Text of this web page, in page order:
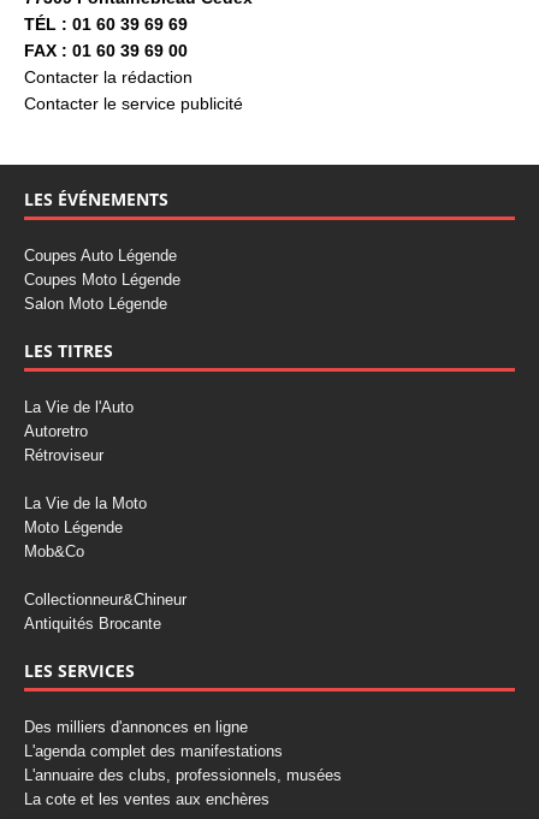
TÉL : 01 60 39 69 69
FAX : 01 60 39 69 00
Contacter la rédaction
Contacter le service publicité
LES ÉVÉNEMENTS
Coupes Auto Légende
Coupes Moto Légende
Salon Moto Légende
LES TITRES
La Vie de l'Auto
Autoretro
Rétroviseur
La Vie de la Moto
Moto Légende
Mob&Co
Collectionneur&Chineur
Antiquités Brocante
LES SERVICES
Des milliers d'annonces en ligne
L'agenda complet des manifestations
L'annuaire des clubs, professionnels, musées
La cote et les ventes aux enchères